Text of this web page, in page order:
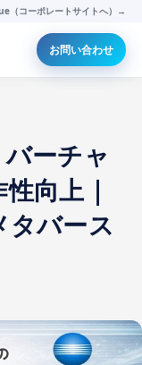
（コーポレートサイトへ）→
お問い合わせ
ーチャ
向上｜
タバース